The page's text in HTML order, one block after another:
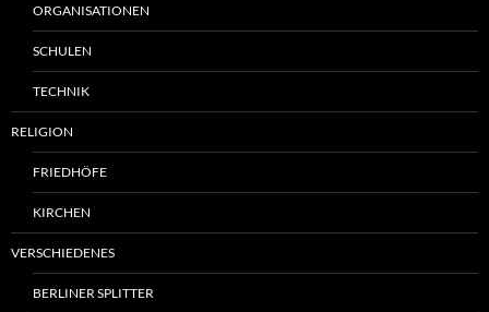
ORGANISATIONEN
SCHULEN
TECHNIK
RELIGION
FRIEDHÖFE
KIRCHEN
VERSCHIEDENES
BERLINER SPLITTER